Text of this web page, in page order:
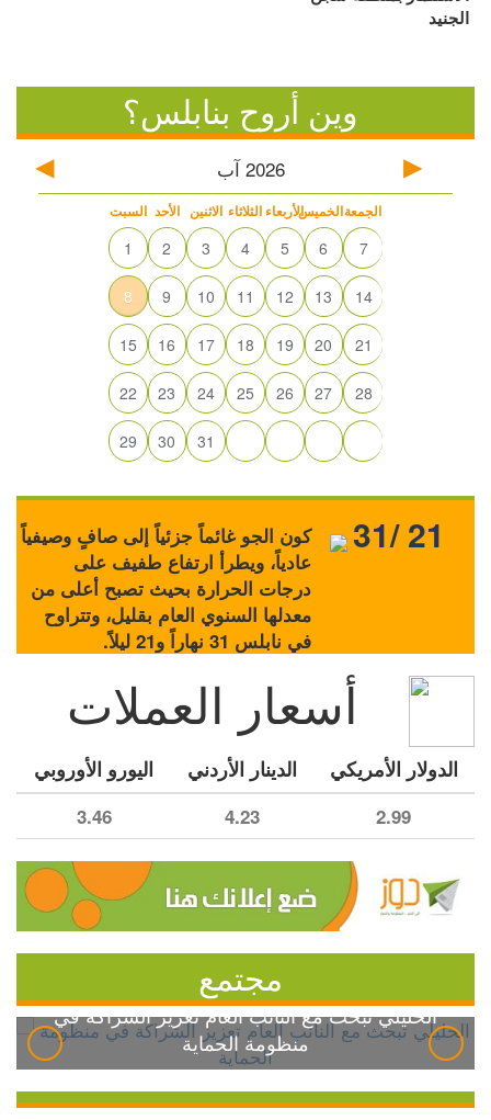
الجنيد
وين أروح بنابلس؟
2026 آب
السبت الأحد الاثنين الثلاثاء الأربعاءالخميسالجمعة
1 2 3 4 5 6 7
8 9 10 11 12 13 14
15 16 17 18 19 20 21
22 23 24 25 26 27 28
29 30 31
كون الجو غائماً جزئياً إلى صافٍ وصيفياً
عادياً، ويطرأ ارتفاع طفيف على
درجات الحرارة بحيث تصبح أعلى من
معدلها السنوي العام بقليل، وتتراوح
في نابلس 31 نهاراً و21 ليلاً.
31/ 21
أسعار العملات
الدولار الأمريكي الدينار الأردني اليورو الأوروبي
2.99
4.23
3.46
مجتمع
الخليلي تبحث مع النائب العام تعزيز الشراكة في
منظومة الحماية